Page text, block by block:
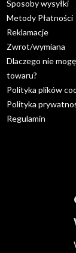
Sposoby wysyłki
Metody Płatności
Reklamacje
Zwrot/wymiana
Dlaczego nie
towaru?
Polityka plików
Polityka
Regulamin